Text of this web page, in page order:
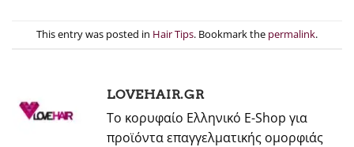
This entry was posted in Hair Tips. Bookmark the permalink.
LOVEHAIR.GR
Το κορυφαίο Ελληνικό E-Shop για
προϊόντα επαγγελματικής ομορφιάς